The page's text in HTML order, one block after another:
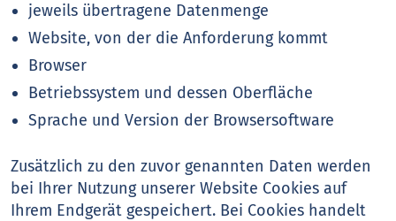
jeweils übertragene Datenmenge
Website, von der die Anforderung kommt
Browser
Betriebssystem und dessen Oberfläche
Sprache und Version der Browsersoftware
Zusätzlich zu den zuvor genannten Daten werden
bei Ihrer Nutzung unserer Website Cookies auf
Ihrem Endgerät gespeichert. Bei Cookies handelt